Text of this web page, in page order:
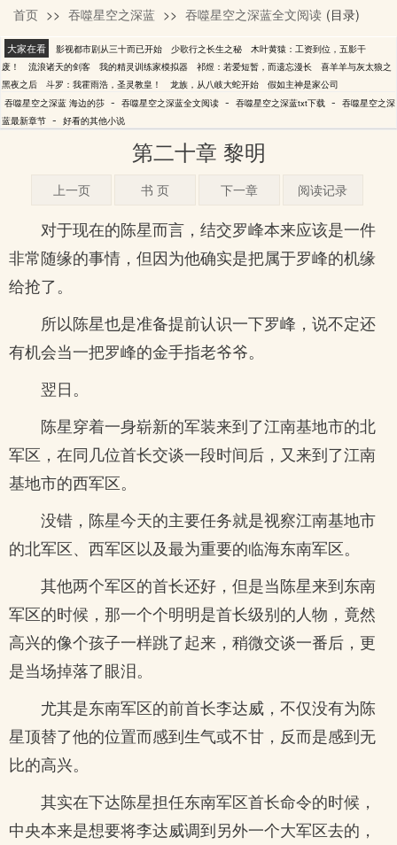
海边的莎
首页 >> 吞噬星空之深蓝 >> 吞噬星空之深蓝全文阅读 (目录)
大家在看 影视都市剧从三十而已开始 少歌行之长生之秘
木叶黄猿：工资到位，五影干
废！
流浪诸天的剑客 我的精灵训练家模拟器 祁煜：若爱短暂，而遗忘漫长
喜羊羊与灰太狼之
黑夜之后
斗罗：我霍雨浩，圣灵教皇！ 龙族，从八岐大蛇开始
假如主神是家公司
吞噬星空之深蓝 海边的莎 - 吞噬星空之深蓝全文阅读 - 吞噬星空之深蓝txt下载 - 吞噬星空之深
蓝最新章节 - 好看的其他小说
第二十章 黎明
上一页 书 页 下一章 阅读记录
对于现在的陈星而言，结交罗峰本来应该是一件
非常随缘的事情，但因为他确实是把属于罗峰的机缘
给抢了。
所以陈星也是准备提前认识一下罗峰，说不定还
有机会当一把罗峰的金手指老爷爷。
翌日。
陈星穿着一身崭新的军装来到了江南基地市的北
军区，在同几位首长交谈一段时间后，又来到了江南
基地市的西军区。
没错，陈星今天的主要任务就是视察江南基地市
的北军区、西军区以及最为重要的临海东南军区。
其他两个军区的首长还好，但是当陈星来到东南
军区的时候，那一个个明明是首长级别的人物，竟然
高兴的像个孩子一样跳了起来，稍微交谈一番后，更
是当场掉落了眼泪。
尤其是东南军区的前首长李达威，不仅没有为陈
星顶替了他的位置而感到生气或不甘，反而是感到无
比的高兴。
其实在下达陈星担任东南军区首长命令的时候，
中央本来是想要将李达威调到另外一个大军区去的，